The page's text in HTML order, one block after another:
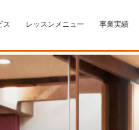
ス レッスンメニュー 事業実績